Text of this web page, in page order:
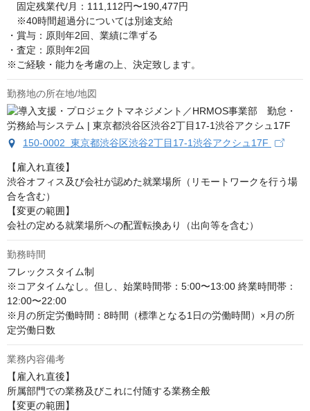
固定残業代/月：111,112円〜190,477円
※40時間超過分については別途支給
・賞与：原則年2回、業績に準ずる
・査定：原則年2回
※ご経験・能力を考慮の上、決定致します。
勤務地の所在地/地図
150-0002 東京都渋谷区渋谷2丁目17-1渋谷アクシュ17F
【雇入れ直後】
渋谷オフィス及び会社が認めた就業場所（リモートワークを行う場
合を含む）
【変更の範囲】
会社の定める就業場所への配置転換あり（出向等を含む）
勤務時間
フレックスタイム制
※コアタイムなし。但し、始業時間帯：5:00〜13:00 終業時間帯：
12:00〜22:00
※月の所定労働時間：8時間（標準となる1日の労働時間）×月の所
定労働日数
業務内容備考
【雇入れ直後】
所属部門での業務及びこれに付随する業務全般
【変更の範囲】